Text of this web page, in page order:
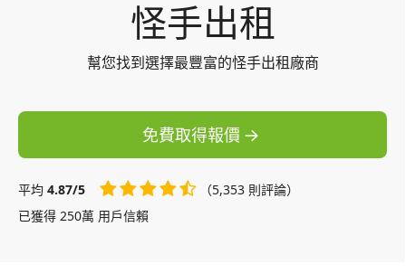
怪手出租
幫您找到選擇最豐富的怪手出租廠商
免費取得報價
平均 4.87/5
（5,353 則評論）
已獲得 250萬 用戶信賴